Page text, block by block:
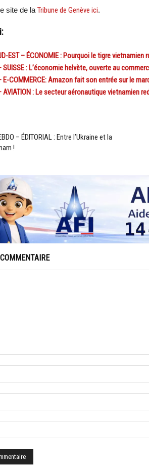
site de la Tribune de Genève ici.
EST – ÉCONOMIE : Pourquoi le tigre vietnamien
SUISSE : L’économie helvète, ouverte au
E-COMMERCE: Amazon fait son entrée sur le
AVIATION : Le secteur aéronautique vietnamien
– ÉDITORIAL : Entre l’Ukraine et la
!